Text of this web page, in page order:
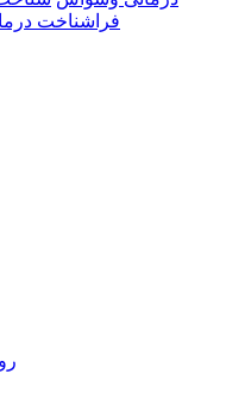
فراشناخت